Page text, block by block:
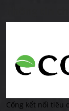
Cổng kết nối tiêu